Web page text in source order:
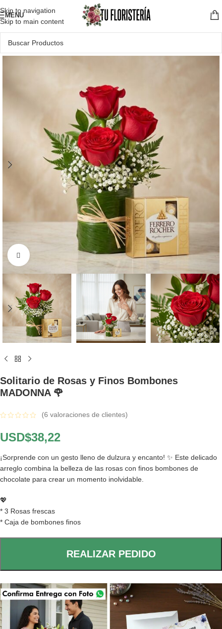
Skip to navigation
Skip to main content
MENU
Click to enlarge
Solitario de Rosas y Finos Bombones
MADONNA 🌹
(6 valoraciones de clientes)
USD$38,22
¡Sorprende con un gesto lleno de dulzura y encanto! ✨ Este delicado
arreglo combina la belleza de las rosas con finos bombones de
chocolate para crear un momento inolvidable.
💖
* 3 Rosas frescas
* Caja de bombones finos
REALIZAR PEDIDO